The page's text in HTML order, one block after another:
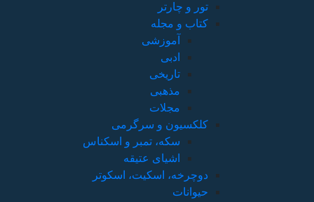
تور و چارتر
کتاب و مجله
آموزشی
ادبی
تاریخی
مذهبی
مجلات
کلکسیون و سرگرمی
سکه، تمبر و اسکناس
اشیای عتیقه
دوچرخه، اسکیت، اسکوتر
حیوانات